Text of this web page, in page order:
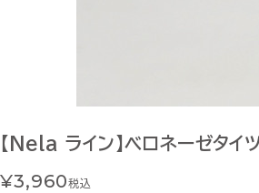
【Nela ライン】ベロネーゼタイ
¥3,960税込